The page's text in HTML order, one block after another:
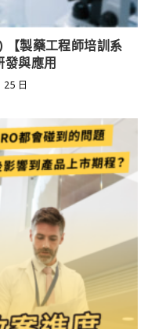
製藥工程師培訓系
發與應用
25 日